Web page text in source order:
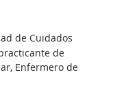
de Cuidados
de
Enfermero de